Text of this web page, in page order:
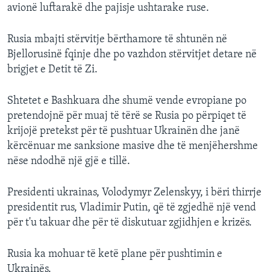
avionë luftarakë dhe pajisje ushtarake ruse.
Rusia mbajti stërvitje bërthamore të shtunën në
Bjellorusinë fqinje dhe po vazhdon stërvitjet detare në
brigjet e Detit të Zi.
Shtetet e Bashkuara dhe shumë vende evropiane po
pretendojnë për muaj të tërë se Rusia po përpiqet të
krijojë pretekst për të pushtuar Ukrainën dhe janë
kërcënuar me sanksione masive dhe të menjëhershme
nëse ndodhë një gjë e tillë.
Presidenti ukrainas, Volodymyr Zelenskyy, i bëri thirrje
presidentit rus, Vladimir Putin, që të zgjedhë një vend
për t'u takuar dhe për të diskutuar zgjidhjen e krizës.
Rusia ka mohuar të ketë plane për pushtimin e
Ukrainës.